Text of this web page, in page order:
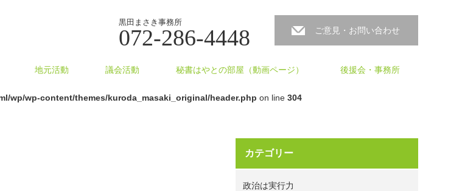
黒田まさき事務所
072-286-4448 ご意見・お問い合わせ
地元活動 議会活動 秘書はやとの部屋（動画ページ） 後援会・事務所
wp/wp-content/themes/kuroda_masaki_original/header.php on line 304
カテゴリー
政治は実行力